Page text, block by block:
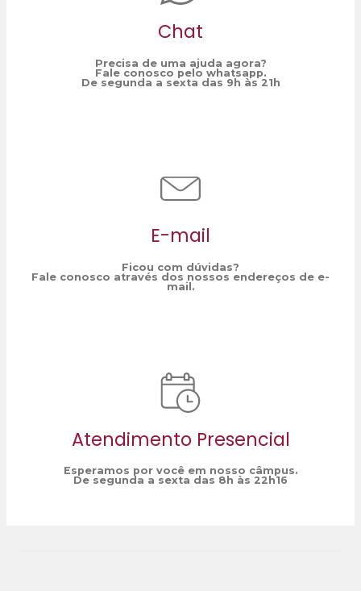
Chat
Precisa de uma ajuda agora?
Fale conosco pelo whatsapp.
De segunda a sexta das 9h às 21h
E-mail
Ficou com dúvidas?
Fale conosco através dos nossos endereços de e-
mail.
Atendimento Presencial
Esperamos por você em nosso câmpus.
De segunda a sexta das 8h às 22h16